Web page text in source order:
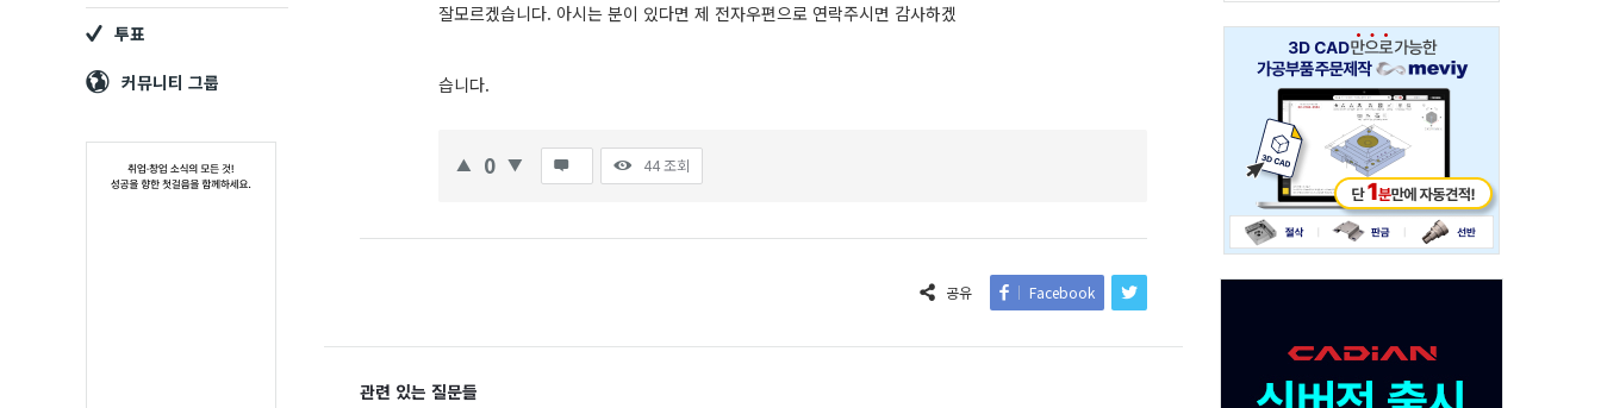
중
심
Navigation
잘모르겠습니다. 아시는 분이 있다면 제 전자우편으로 연락주시면 감사하겠
습니다.
0 44 조회
공유 Facebook
관련 있는 질문들
234x60
120x600
투표
커뮤니티 그룹